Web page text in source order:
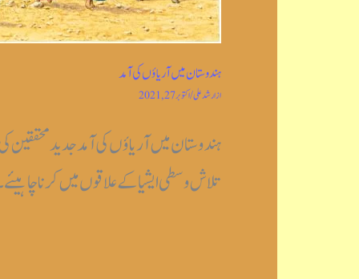
ہندوستان میں آریاؤں کی آمد
ازارشد علی/اکتوبر 27, 2021
ہندوستان میں آریاؤں کی آمد
تلاش وسطی ایشیا کے علاقوں میں کرنا چاہیئے۔بہر